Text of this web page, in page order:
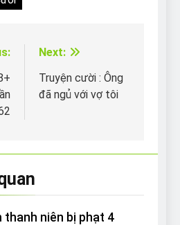
Next:
Truyện cười : Ông
đã ngủ với vợ tôi
thanh niên bị phạt 4